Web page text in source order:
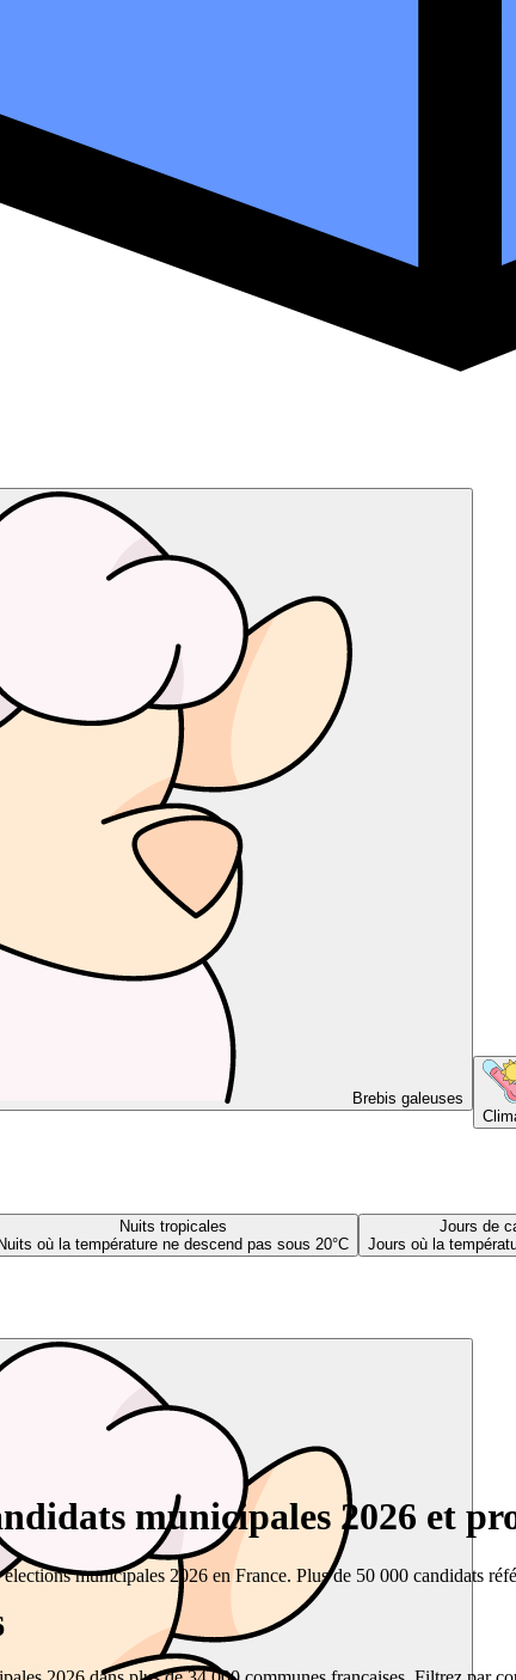
Brebis galeuses
Nuits tropicales
Nuits où la température ne descend pas sous 20°C
Jours de
Jours où la
municipales 2026 et
municipales 2026 en France. Plus de 50 000 candidats